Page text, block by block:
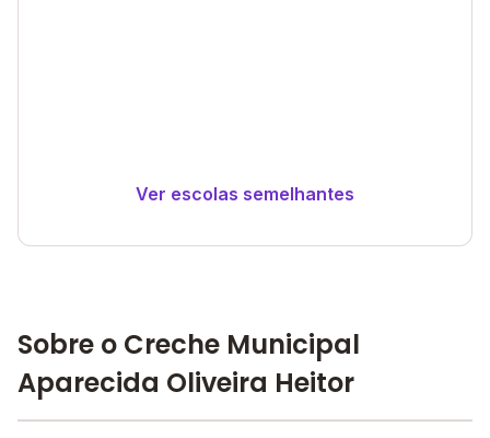
Ver escolas semelhantes
Sobre o Creche Municipal
Aparecida Oliveira Heitor